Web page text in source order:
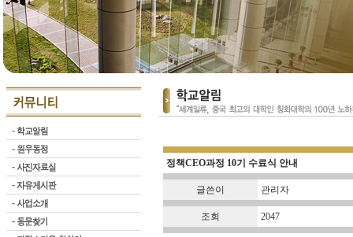
정책CEO과정 10기 수료식 안내
글쓴이 관리자
조회 2047